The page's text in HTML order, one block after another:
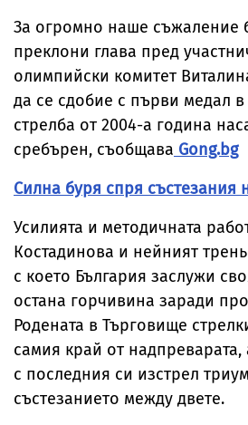
За огромно наше съжаление
преклони глава пред
олимпийски комитет
да се сдобие с първи медал в
стрелба от 2004-а година
сребърен, съобщава Gong.bg
Силна буря спря състезания
Усилията и методичната
Костадинова и нейният
с което България заслужи
остана горчивина заради
Родената в Търговище
самия край от
с последния си изстрел
състезанието между двете.